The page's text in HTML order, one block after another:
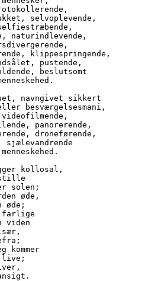
selvoplevende,
selfiestræbende,
naturindlevende,
klippespringende,
tyndsålet, pustende,
beslutsomt
menneskehed.
navngivet sikkert
eller besværgelsesmani,
videofilmende,
hvilende, panorerende,
droneførende,
sjælevandrende
menneskehed.
kollosal,
stille
solen;
øde,
øde;
farlige
viden
især,
jeg kommer
live;
ansigt.